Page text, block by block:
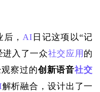
后，AI 日记这项以“记
进入了一众社交应用 的
察过的创新语音社交
解析融合，设计出了一